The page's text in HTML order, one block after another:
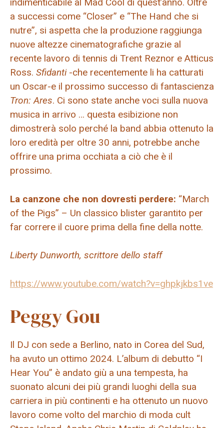
indimenticabile al Mad Cool di quest’anno. Oltre
a successi come “Closer” e “The Hand che si
nutre”, si aspetta che la produzione raggiunga
nuove altezze cinematografiche grazie al
recente lavoro di tennis di Trent Reznor e Atticus
Ross. Sfidanti-che recentemente li ha catturati
un Oscar-e il prossimo successo di fantascienza
Tron: Ares. Ci sono state anche voci sulla nuova
musica in arrivo … questa esibizione non
dimostrerà solo perché la band abbia ottenuto la
loro eredità per oltre 30 anni, potrebbe anche
offrire una prima occhiata a ciò che è il
prossimo.
La canzone che non dovresti perdere: “March
of the Pigs” – Un classico blister garantito per
far correre il cuore prima della fine della notte.
Liberty Dunworth, scrittore dello staff
https://www.youtube.com/watch?v=ghpkjkbs1ve
Peggy Gou
Il DJ con sede a Berlino, nato in Corea del Sud,
ha avuto un ottimo 2024. L’album di debutto “I
Hear You” è andato giù a una tempesta, ha
suonato alcuni dei più grandi luoghi della sua
carriera in più continenti e ha ottenuto un nuovo
lavoro come volto del marchio di moda cult